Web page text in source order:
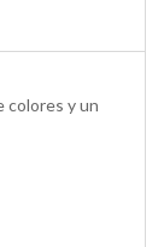
colores y un